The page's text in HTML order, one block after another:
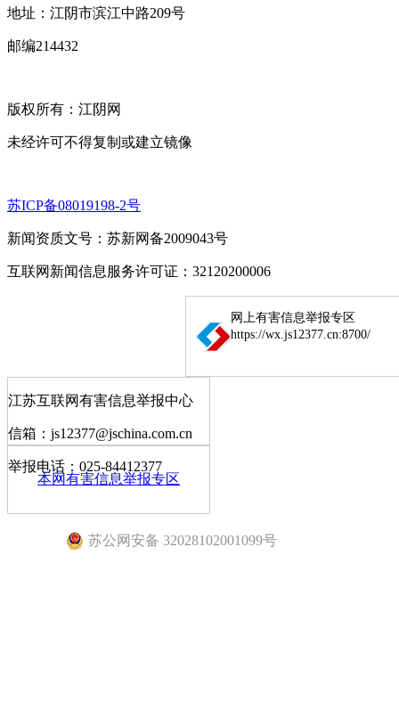
地址：江阴市滨江中路209号
邮编214432
版权所有：江阴网
未经许可不得复制或建立镜像
苏ICP备08019198-2号
新闻资质文号：苏新网备2009043号
互联网新闻信息服务许可证：32120200006
网上有害信息举报专区
https://wx.js12377.cn:8700/
江苏互联网有害信息举报中心
信箱：js12377@jschina.com.cn
举报电话：025-84412377
本网有害信息举报专区
苏公网安备 32028102001099号